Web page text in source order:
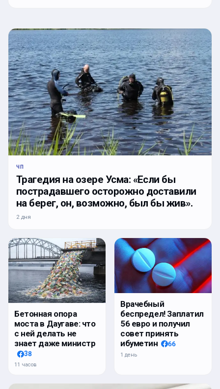
ЧП
Трагедия на озере Усма: «Если бы
пострадавшего осторожно доставили
на берег, он, возможно, был бы жив».
2 дня
Бетонная опора
моста в Даугаве: что
с ней делать не
знает даже министр
38
11 часов
Врачебный
беспредел! Заплатил
56 евро и получил
совет принять
ибуметин
66
1 день